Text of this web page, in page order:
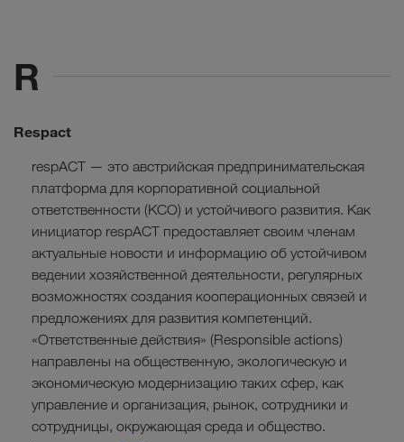
R
Respact
respACT — это австрийская предпринимательская
платформа для корпоративной социальной
ответственности (КСО) и устойчивого развития. Как
инициатор respACT предоставляет своим членам
актуальные новости и информацию об устойчивом
ведении хозяйственной деятельности, регулярных
возможностях создания кооперационных связей и
предложениях для развития компетенций.
«Ответственные действия» (Responsible actions)
направлены на общественную, экологическую и
экономическую модернизацию таких сфер, как
управление и организация, рынок, сотрудники и
сотрудницы, окружающая среда и общество.